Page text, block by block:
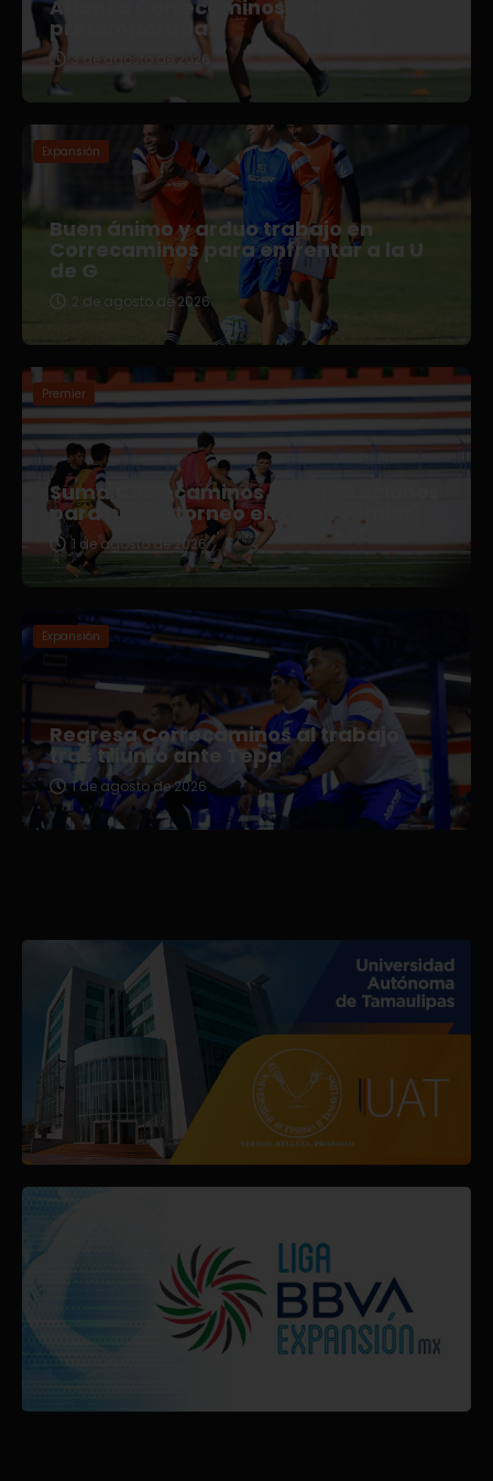
Afianza Correcaminos TDP su
pretemporada
3 de agosto de 2026
Expansión
Buen ánimo y arduo trabajo en
Correcaminos para enfrentar a la U
de G
2 de agosto de 2026
Premier
Suma Correcaminos incorporaciones
para nuevo torneo en Liga Premier
1 de agosto de 2026
Expansión
Regresa Correcaminos al trabajo
tras triunfo ante Tepa
1 de agosto de 2026